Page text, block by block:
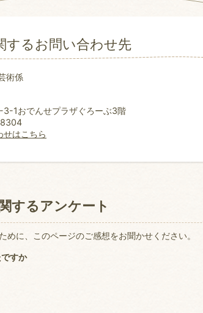
するお問い合わせ先
術係
3-1おでんせプラザぐろーぶ3階
せはこちら
するアンケート
めに、このページのご感想をお聞かせください。
すか